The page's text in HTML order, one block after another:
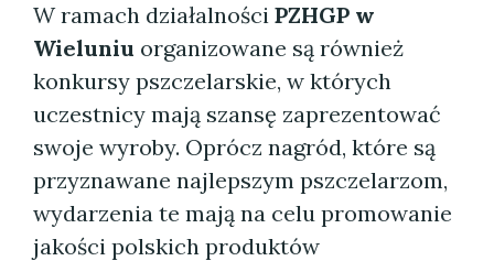
W ramach działalności PZHGP w
Wieluniu organizowane są również
konkursy pszczelarskie, w których
uczestnicy mają szansę zaprezentować
swoje wyroby. Oprócz nagród, które są
przyznawane najlepszym pszczelarzom,
wydarzenia te mają na celu promowanie
jakości polskich produktów